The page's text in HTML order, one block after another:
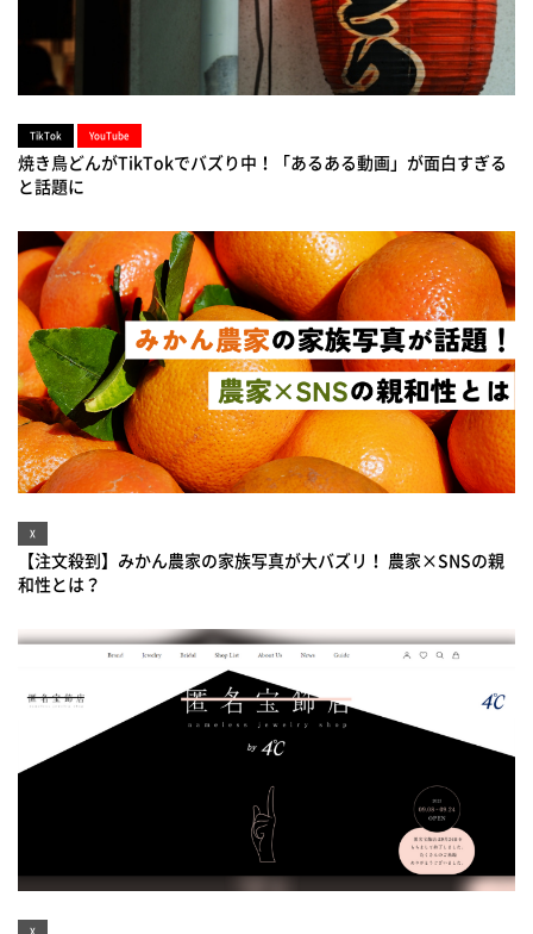
TikTok YouTube
焼き鳥どんがTikTokでバズり中！「あるある動画」が面白すぎる
と話題に
X
【注文殺到】みかん農家の家族写真が大バズリ！ 農家×SNSの親
和性とは？